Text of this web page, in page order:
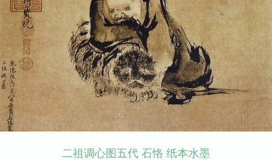
二祖调心图五代 石恪 纸本水墨